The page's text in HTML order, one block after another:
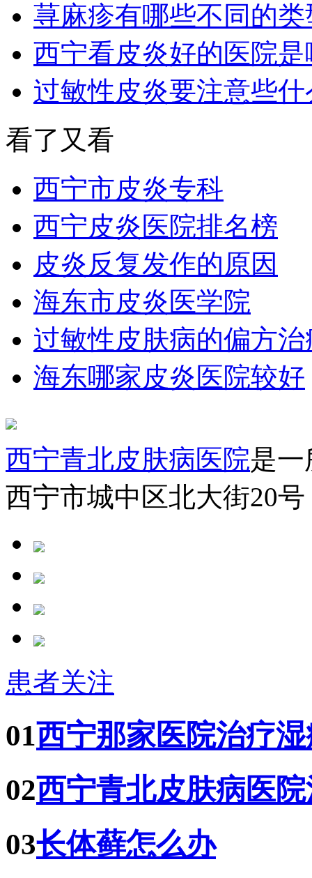
荨麻疹有哪些不同的类
西宁看皮炎好的医院是
过敏性皮炎要注意些什
看了又看
西宁市皮炎专科
西宁皮炎医院排名榜
皮炎反复发作的原因
海东市皮炎医学院
过敏性皮肤病的偏方治
海东哪家皮炎医院较好
西宁青北皮肤病医院是
西宁市城中区北大街20
患者关注
01西宁那家医院治疗
02西宁青北皮肤病医
03长体藓怎么办